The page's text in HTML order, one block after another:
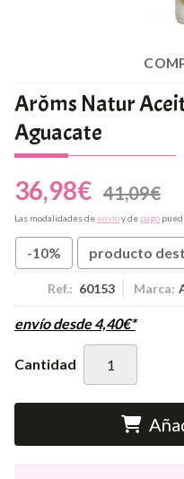
Arôms Natur
Aguacate
36,98€ 41,09€
Las modalidades de envíoy de pago
-10% producto
Ref.: 60153 Marca:
envío desde4,40€*
Cantidad